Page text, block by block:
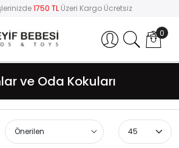
1750 TL Üzeri Kargo Ücretsiz
Hesabım 0
ve Oda Kokuları